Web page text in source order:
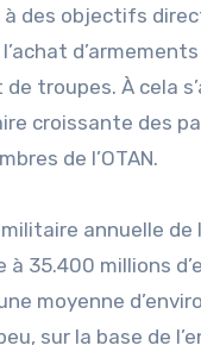
à des objectifs
de troupes. À cela
croissante des
de l’OTAN.
annuelle de
35.400 millions
moyenne
sur la base de